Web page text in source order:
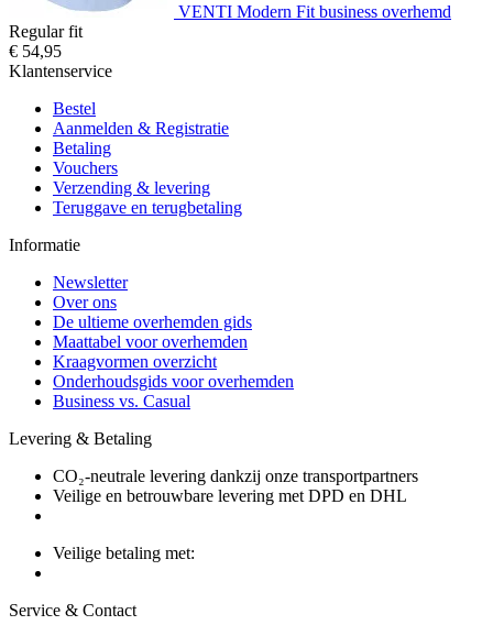
VENTI Modern Fit business overhemd
Regular fit
€ 54,95
Klantenservice
Bestel
Aanmelden & Registratie
Betaling
Vouchers
Verzending & levering
Teruggave en terugbetaling
Informatie
Newsletter
Over ons
De ultieme overhemden gids
Maattabel voor overhemden
Kraagvormen overzicht
Onderhoudsgids voor overhemden
Business vs. Casual
Levering & Betaling
CO₂-neutrale levering dankzij onze transportpartners
Veilige en betrouwbare levering met DPD en DHL
Veilige betaling met:
Service & Contact